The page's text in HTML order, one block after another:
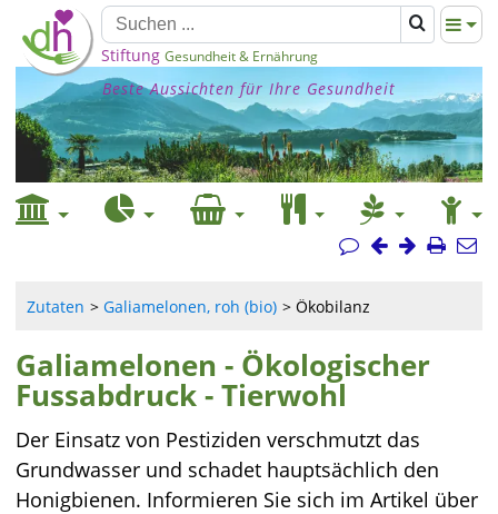
Stiftung Gesundheit & Ernährung
Beste Aussichten für Ihre Gesundheit
Zutaten Galiamelonen, roh (bio) Ökobilanz
Galiamelonen - Ökologischer
Fussabdruck - Tierwohl
Der Einsatz von Pestiziden verschmutzt das
Grundwasser und schadet hauptsächlich den
Honigbienen. Informieren Sie sich im Artikel über